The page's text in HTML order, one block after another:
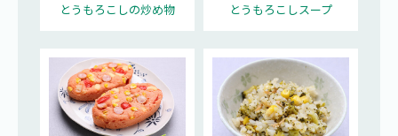
とうもろこしの炒め物 とうもろこしスープ